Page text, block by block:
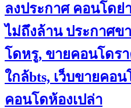
ลงประกาศ คอนโดย่
ไม่ถึงล้าน ประกาศข
โดหรู, ขายคอนโดร
ใกล้bts, เว็บขายคอ
คอนโดห้องเปล่า